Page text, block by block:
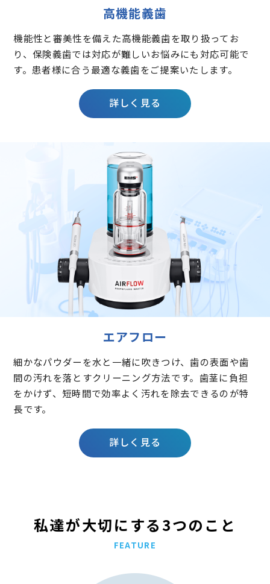
高機能義歯
機能性と審美性を備えた高機能義歯を取り扱ってお
り、保険義歯では対応が難しいお悩みにも対応可能で
す。患者様に合う最適な義歯をご提案いたします。
詳しく見る
エアフロー
細かなパウダーを水と一緒に吹きつけ、歯の表面や歯
間の汚れを落とすクリーニング方法です。歯茎に負担
をかけず、短時間で効率よく汚れを除去できるのが特
長です。
詳しく見る
私達が大切にする3つのこと
FEATURE